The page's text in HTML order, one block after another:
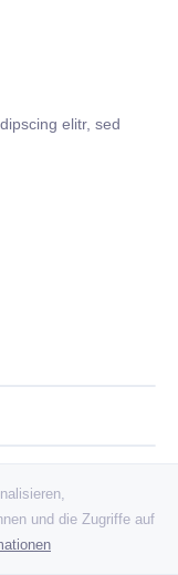
und die Zugriffe auf
elitr, sed